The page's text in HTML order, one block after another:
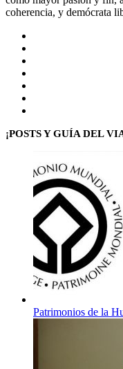
coherencia, y demócrata
¡POSTS Y GUÍA DEL
Patrimonios de la